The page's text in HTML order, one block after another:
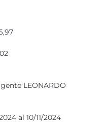
LEONARDO
al 10/11/2024